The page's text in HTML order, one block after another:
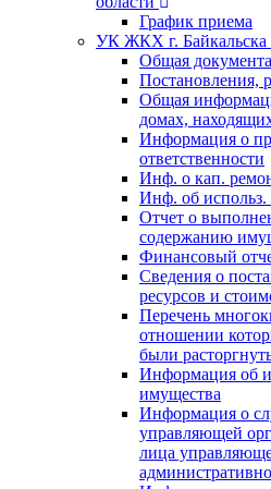
График приема
УК ЖКХ г. Байкальска
Общая
Постановления,
Общая
домах,
Информация о
ответственности
Инф. о кап.
Инф. об
Отчет о
содержанию
Финансовый
Сведения о
ресурсов и
Перечень
отношении
были
Информация об
имущества
Информация о
управляющей
лица